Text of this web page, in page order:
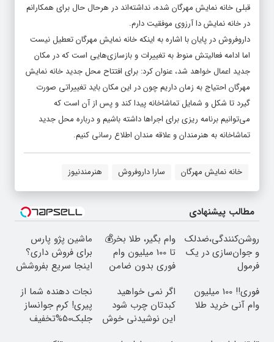
قبلی خانه نمایش مهرگان شده، نداشته‌اند در هرحال حال برای همکارانم
در خانه نمایش دا آرزوی موفقیت دارم.
داروفروش در پایان با اشاره به اینکه خانه نمایش مهرگان تعطیل نیست
اما ادامه فعالیتش منوط به تغییرات و بازسازی‌هایی است که در مکان
جدید اعمال خواهد شد، عنوان کرد: برای افتتاح محل جدید خانه نمایش
مهرگان احتیاج به زمان داریم چون در این مکان باید تغییراتی صورت
گیرد تا شکل و شمایل تماشاخانه پیدا کند و پس از آن است که
می‌توانیم برنامه ریزی برای اجراها داشته باشیم و درباره محل جدید
تماشاخانه به هنرمندان و علاقه مندان اطلاع رسانی کنیم.
خانه نمایش مهرگان سارا داروفروش هنرمندنیوز
مطالب پیشنهادی
روشن‌کنندگی،ضد‌لک
و جوان‌سازی در یک
فرمول
وام بگیر، طلا بخر💰
تا 100 میلیون وام
فوری بدون ضامن
ماشین پژو پارس
برای فروش داری؟
اینجا سریع بفروشش
فوری‼️ 100 میلیون
وام آنی خرید طلا
اگر نمی خواهید
کبدتان چرب شود
این نوشیدنی خوش
نجات دهنده شما از
پیری! کرم جوانساز
جلبک50%تخفیف